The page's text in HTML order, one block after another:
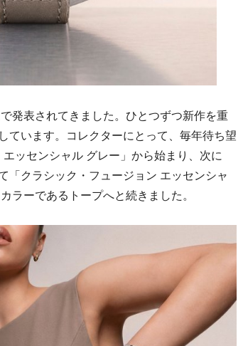
発表されてきました。ひとつずつ新作を重
ています。コレクターにとって、毎年待ち望
ッセンシャル グレー」から始まり、次に
「クラシック・フュージョン エッセンシャ
ラーであるトープへと続きました。